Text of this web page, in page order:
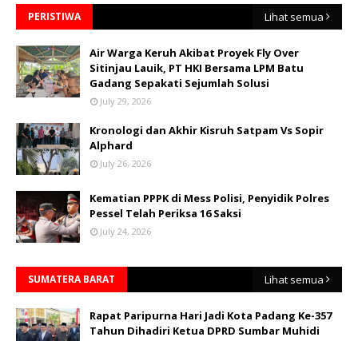
PERISTIWA Lihat semua
Air Warga Keruh Akibat Proyek Fly Over
Sitinjau Lauik, PT HKI Bersama LPM Batu
Gadang Sepakati Sejumlah Solusi
July 29, 2026
Kronologi dan Akhir Kisruh Satpam Vs Sopir
Alphard
July 26, 2026
Kematian PPPK di Mess Polisi, Penyidik Polres
Pessel Telah Periksa 16 Saksi
July 24, 2026
SUMATERA BARAT Lihat semua
Rapat Paripurna Hari Jadi Kota Padang Ke-357
Tahun Dihadiri Ketua DPRD Sumbar Muhidi